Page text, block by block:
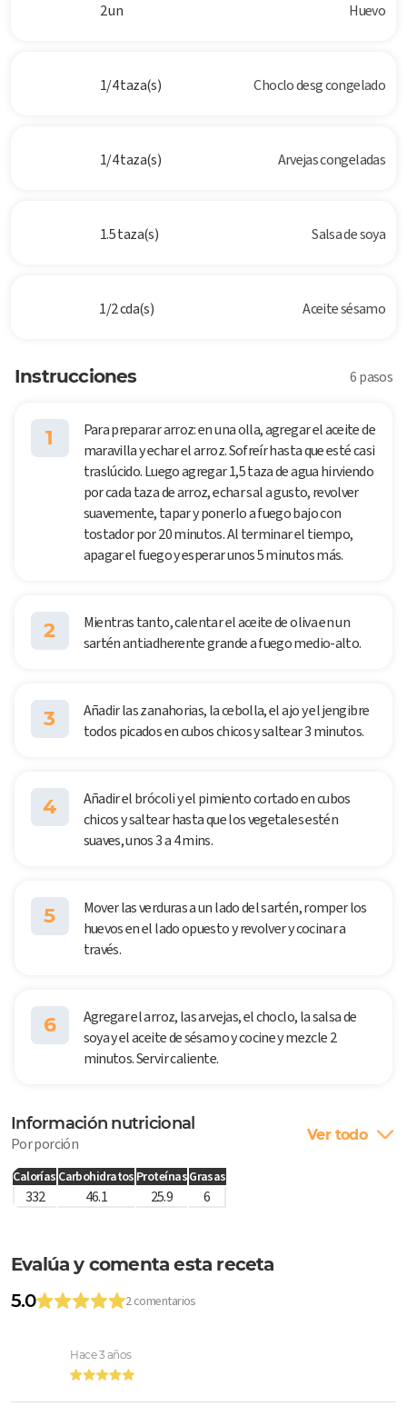
2 un Huevo
1/4 taza(s) Choclo desg congelado
1/4 taza(s) Arvejas congeladas
1.5 taza(s) Salsa de soya
1/2 cda(s) Aceite sésamo
Instrucciones 6 pasos
1
Para preparar arroz: en una olla, agregar el aceite de
maravilla y echar el arroz. Sofreír hasta que esté casi
traslúcido. Luego agregar 1,5 taza de agua hirviendo
por cada taza de arroz, echar sal a gusto, revolver
suavemente, tapar y ponerlo a fuego bajo con
tostador por 20 minutos. Al terminar el tiempo,
apagar el fuego y esperar unos 5 minutos más.
2
Mientras tanto, calentar el aceite de oliva en un
sartén antiadherente grande a fuego medio-alto.
3
Añadir las zanahorias, la cebolla, el ajo y el jengibre
todos picados en cubos chicos y saltear 3 minutos.
4
Añadir el brócoli y el pimiento cortado en cubos
chicos y saltear hasta que los vegetales estén
suaves, unos 3 a 4 mins.
5
Mover las verduras a un lado del sartén, romper los
huevos en el lado opuesto y revolver y cocinar a
través.
6
Agregar el arroz, las arvejas, el choclo, la salsa de
soya y el aceite de sésamo y cocine y mezcle 2
minutos. Servir caliente.
Información nutricional
Por porción Ver todo
Calorías Carbohidratos ProteínasGrasas
332 46.1 25.9 6
Evalúa y comenta esta receta
5.0
2 comentarios
Hace 3 años